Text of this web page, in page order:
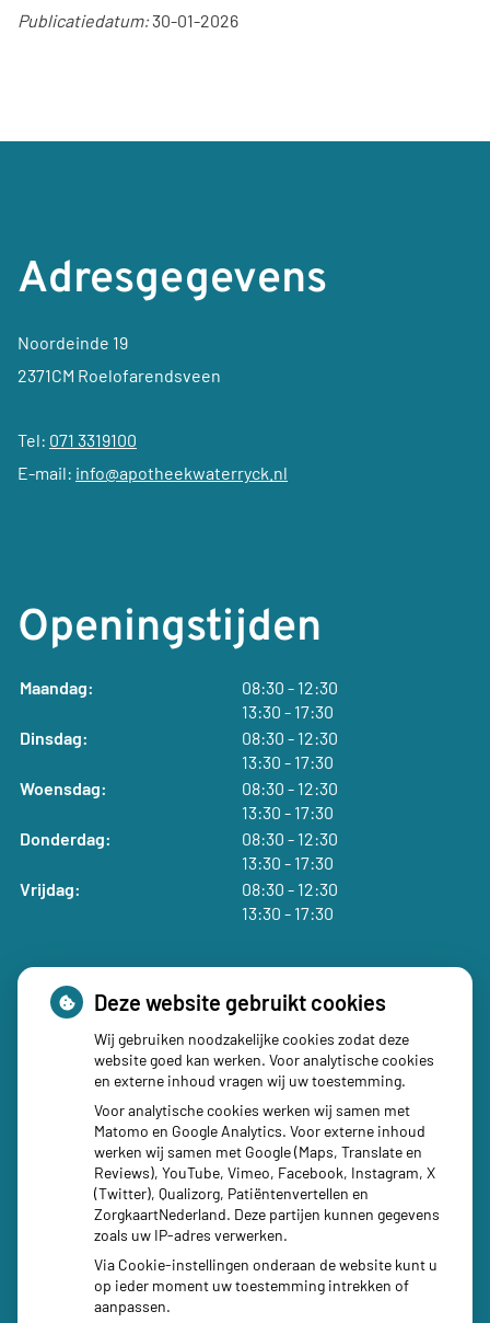
Publicatiedatum:30-01-2026
Adresgegevens
Noordeinde 19
2371CM Roelofarendsveen
Tel: 071 3319100
E-mail: info@apotheekwaterryck.nl
Openingstijden
Maandag: 08:30 tot
- 12:30
13:30 tot
- 17:30
Dinsdag:
08:30 tot
- 12:30
13:30 tot
- 17:30
Woensdag:
08:30 tot
- 12:30
13:30 tot
- 17:30
Donderdag:
08:30 tot
- 12:30
13:30 tot
- 17:30
Vrijdag:
08:30 tot
- 12:30
13:30 tot
- 17:30
Social media
Deze website gebruikt cookies
Wij gebruiken noodzakelijke cookies zodat deze
website goed kan werken. Voor analytische cookies
en externe inhoud vragen wij uw toestemming.
Voor analytische cookies werken wij samen met
Matomo en Google Analytics. Voor externe inhoud
werken wij samen met Google (Maps, Translate en
Reviews), YouTube, Vimeo, Facebook, Instagram, X
(Twitter), Qualizorg, Patiëntenvertellen en
ZorgkaartNederland. Deze partijen kunnen gegevens
zoals uw IP-adres verwerken.
Via Cookie-instellingen onderaan de website kunt u
op ieder moment uw toestemming intrekken of
aanpassen.